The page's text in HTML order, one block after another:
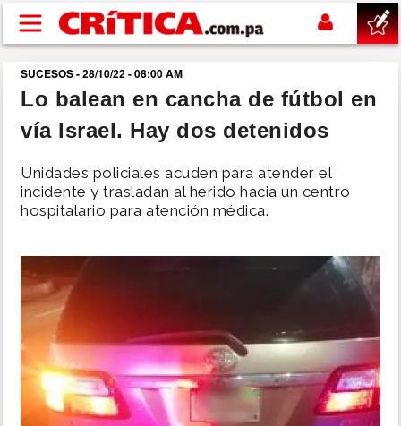
Pasar al contenido principal
buscar
SUCESOS
NACIONAL
SHOW
DEPORTES
SUCESOS - 28/10/22 - 08:00 AM
Lo balean en cancha de fútbol en
vía Israel. Hay dos detenidos
Unidades policiales acuden para atender el
incidente y trasladan al herido hacia un centro
hospitalario para atención médica.